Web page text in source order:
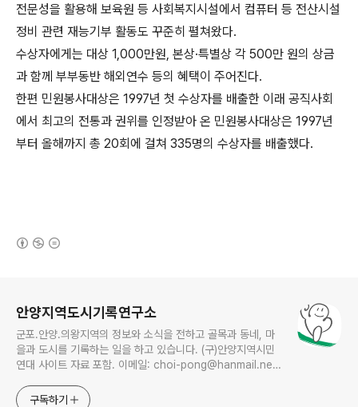
전문성을 활용해 보육원 등 사회복지시설에서 컴퓨터 등 전산시설
정비 관련 재능기부 활동도 꾸준히 펼쳐왔다.
수상자에게는 대상 1,000만원, 본상·특별상 각 500만 원의 상금
과 함께 부부동반 해외연수 등의 혜택이 주어진다.
한편 민원봉사대상은 1997년 첫 수상자를 배출한 이래 공직사회
에서 최고의 전통과 권위를 인정받아 온 민원봉사대상은 1997년
부터 올해까지 총 20회에 걸쳐 335명의 수상자를 배출했다.
안양지역도시기록연구소
군포.안양.의왕지역의 정보와 소식을 전하고 골목과 동네, 마
을과 도시를 기록하는 일을 하고 있습니다. (구)안양지역시민
연대 사이트 자료 포함. 이메일: choi-pong@hanmail.net
구독하기